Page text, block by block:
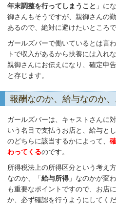
年末調整を行ってしまうこと 」に
御さんもそうですが、親御さんの
あるので、絶対に避けたいところで
ガールズバーで働いているとは言
トで収入があるから扶養には入れ
親御さんにお伝えになり、確定申
と存じます。
報酬なのか、給与なのか
ガールズバーは、キャストさんに
いう名目で支払うお店と、給与と
のどちらに該当するかによって、
わってくるのです。
所得税法上の所得区分という考え
なのか、「給与所得 」なのかが変
も重要なポイントですので、お店
か、必ず確認を行うようにしてくだ